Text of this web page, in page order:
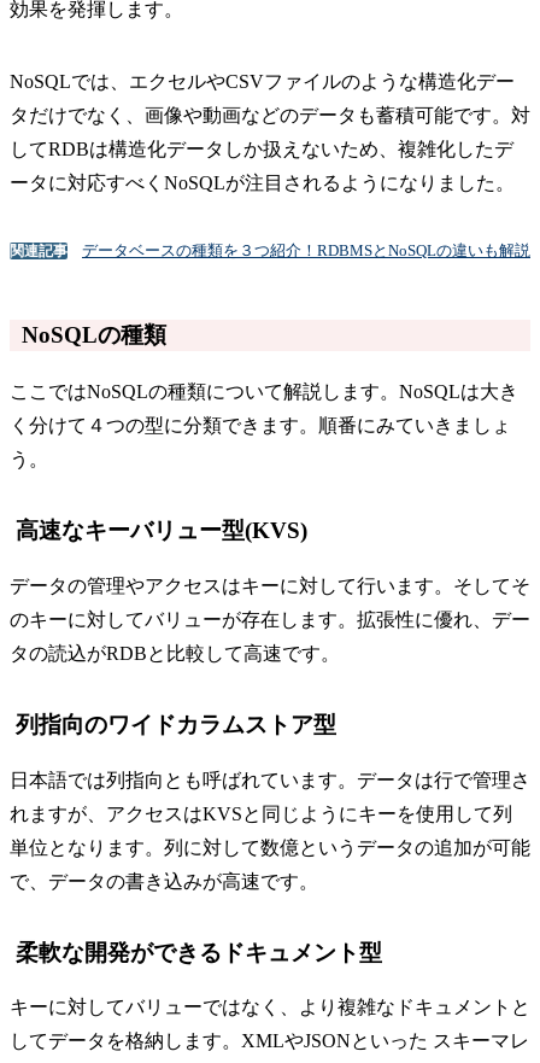
効果を発揮します。
NoSQLでは、エクセルやCSVファイルのような構造化デー
タだけでなく、画像や動画などのデータも蓄積可能です。対
してRDBは構造化データしか扱えないため、複雑化したデ
ータに対応すべくNoSQLが注目されるようになりました。
関連記事 データベースの種類を３つ紹介！RDBMSとNoSQLの違いも解説
NoSQLの種類
ここではNoSQLの種類について解説します。NoSQLは大き
く分けて４つの型に分類できます。順番にみていきましょ
う。
高速なキーバリュー型(KVS)
データの管理やアクセスはキーに対して行います。そしてそ
のキーに対してバリューが存在します。拡張性に優れ、デー
タの読込がRDBと比較して高速です。
列指向のワイドカラムストア型
日本語では列指向とも呼ばれています。データは行で管理さ
れますが、アクセスはKVSと同じようにキーを使用して列
単位となります。列に対して数億というデータの追加が可能
で、データの書き込みが高速です。
柔軟な開発ができるドキュメント型
キーに対してバリューではなく、より複雑なドキュメントと
してデータを格納します。XMLやJSONといった スキーマレ